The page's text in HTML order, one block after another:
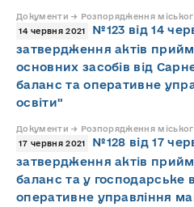
Документи → Розпорядження
14 червня 2021
№123 від 14
затвердження актів
основних засобів від
баланс та оперативне
освіти"
Документи → Розпорядження
17 червня 2021
№128 від 17
затвердження актів
баланс та у господарське
оперативне управління